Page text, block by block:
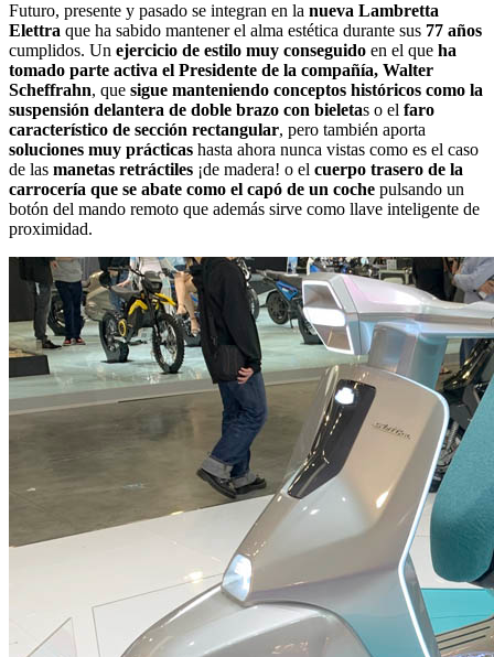
Futuro, presente y pasado se integran en la nueva Lambretta
Elettra que ha sabido mantener el alma estética durante sus 77 años
cumplidos. Un ejercicio de estilo muy conseguido en el que ha
tomado parte activa el Presidente de la compañía, Walter
Scheffrahn, que sigue manteniendo conceptos históricos como la
suspensión delantera de doble brazo con bieletas o el faro
característico de sección rectangular, pero también aporta
soluciones muy prácticas hasta ahora nunca vistas como es el caso
de las manetas retráctiles ¡de madera! o el cuerpo trasero de la
carrocería que se abate como el capó de un coche pulsando un
botón del mando remoto que además sirve como llave inteligente de
proximidad.